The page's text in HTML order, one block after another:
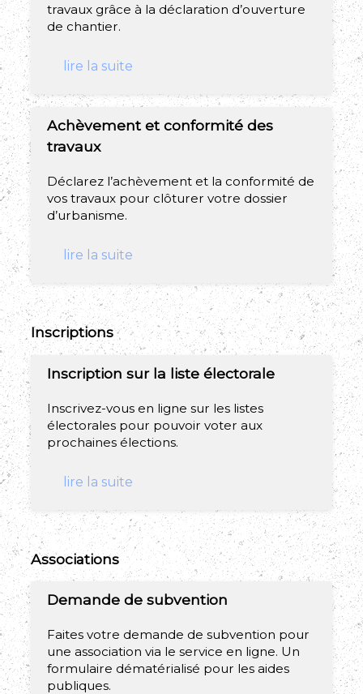
travaux grâce à la déclaration d’ouverture
de chantier.
lire la suite
Achèvement et conformité des
travaux
Déclarez l’achèvement et la conformité de
vos travaux pour clôturer votre dossier
d’urbanisme.
lire la suite
Inscriptions
Inscription sur la liste électorale
Inscrivez-vous en ligne sur les listes
électorales pour pouvoir voter aux
prochaines élections.
lire la suite
Associations
Demande de subvention
Faites votre demande de subvention pour
une association via le service en ligne. Un
formulaire dématérialisé pour les aides
publiques.